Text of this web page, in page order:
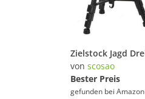
von scosao
Bester Preis
gefunden bei Amazon